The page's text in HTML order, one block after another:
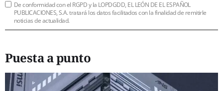
De conformidad con el RGPD y la LOPDGDD, EL LEÓN DE EL ESPAÑOL
PUBLICACIONES, S.A. tratará los datos facilitados con la finalidad de remitirle
noticias de actualidad.
Puesta a punto